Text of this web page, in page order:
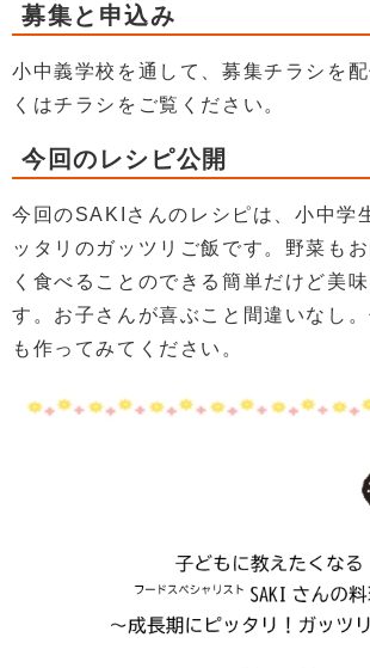
募集と申込み
小中義学校を通して、募集チラシを
くはチラシをご覧ください。
今回のレシピ公開
今回のSAKIさんのレシピは、小中学
ッタリのガッツリご飯です。野菜も
く食べることのできる簡単だけど美
す。お子さんが喜ぶこと間違いなし
も作ってみてください。